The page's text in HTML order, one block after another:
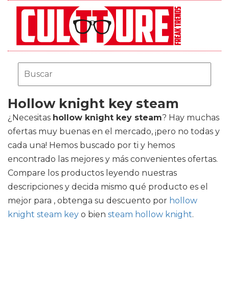
Hollow knight key steam
¿Necesitas hollow knight key steam? Hay muchas
ofertas muy buenas en el mercado, ¡pero no todas y
cada una! Hemos buscado por ti y hemos
encontrado las mejores y más convenientes ofertas.
Compare los productos leyendo nuestras
descripciones y decida mismo qué producto es el
mejor para , obtenga su descuento por hollow
knight steam key o bien steam hollow knight.